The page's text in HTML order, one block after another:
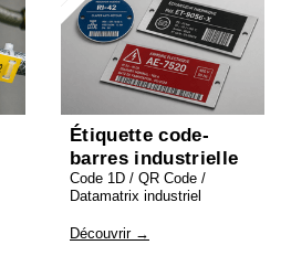
Étiquette code-
barres industrielle
Code 1D / QR Code /
Datamatrix industriel
Découvrir →